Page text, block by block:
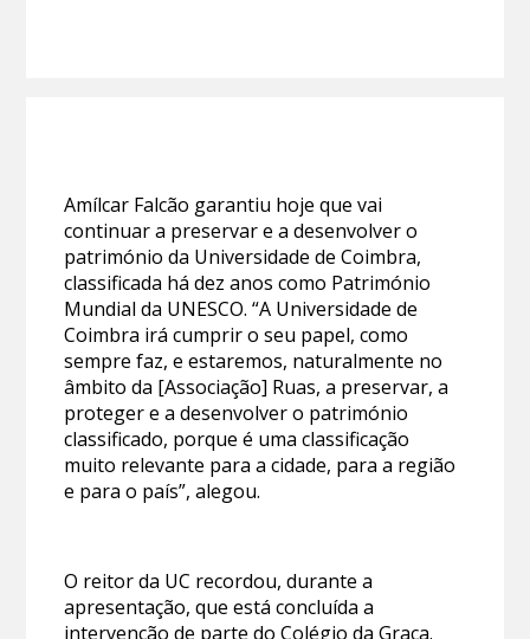
Amílcar Falcão garantiu hoje que vai
continuar a preservar e a desenvolver o
património da Universidade de Coimbra,
classificada há dez anos como Património
Mundial da UNESCO. “A Universidade de
Coimbra irá cumprir o seu papel, como
sempre faz, e estaremos, naturalmente no
âmbito da [Associação] Ruas, a preservar, a
proteger e a desenvolver o património
classificado, porque é uma classificação
muito relevante para a cidade, para a região
e para o país”, alegou.
O reitor da UC recordou, durante a
apresentação, que está concluída a
intervenção de parte do Colégio da Graça.